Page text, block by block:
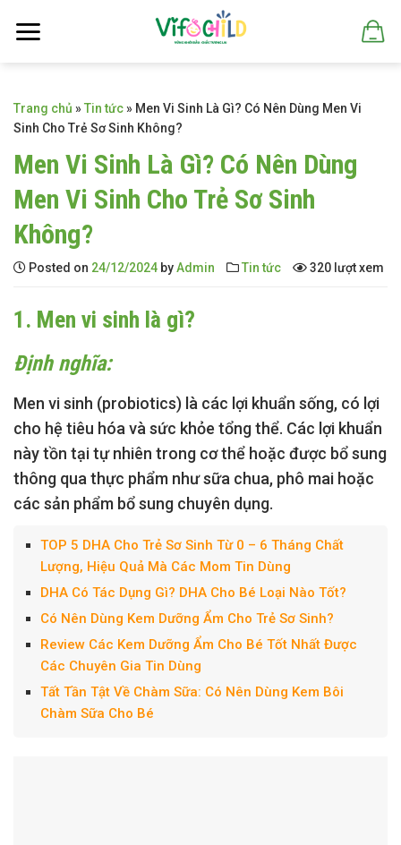
Trang chủ »Tin tức» Men Vi Sinh Là Gì? Có Nên Dùng Men Vi
Sinh Cho Trẻ Sơ Sinh Không?
Men Vi Sinh Là Gì? Có Nên Dùng
Men Vi Sinh Cho Trẻ Sơ Sinh
Không?
Posted on 24/12/2024 byAdmin Tin tức 320 lượt xem
1. Men vi sinh là gì?
Định nghĩa:
Men vi sinh (probiotics) là các lợi khuẩn sống, có lợi
cho hệ tiêu hóa và sức khỏe tổng thể. Các lợi khuẩn
này tồn tại tự nhiên trong cơ thể hoặc được bổ sung
thông qua thực phẩm như sữa chua, phô mai hoặc
các sản phẩm bổ sung chuyên dụng.
TOP 5 DHA Cho Trẻ Sơ Sinh Từ 0 – 6 Tháng Chất
Lượng, Hiệu Quả Mà Các Mom Tin Dùng
DHA Có Tác Dụng Gì? DHA Cho Bé Loại Nào Tốt?
Có Nên Dùng Kem Dưỡng Ẩm Cho Trẻ Sơ Sinh?
Review Các Kem Dưỡng Ẩm Cho Bé Tốt Nhất Được
Các Chuyên Gia Tin Dùng
Tất Tần Tật Về Chàm Sữa: Có Nên Dùng Kem Bôi
Chàm Sữa Cho Bé